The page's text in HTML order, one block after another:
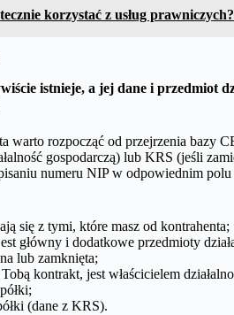
korzystać z usług prawniczych?
istnieje, a jej dane i przedmiot
warto rozpocząć od przejrzenia bazy
gospodarczą) lub KRS (jeśli
numeru NIP w odpowiednim
się z tymi, które masz od kontrahenta;
główny i dodatkowe przedmioty
lub zamknięta;
kontrakt, jest właścicielem
(dane z KRS).